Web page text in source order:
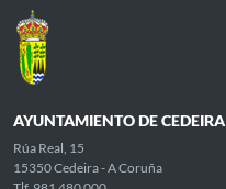
AYUNTAMIENTO DE CEDEIRA
Rúa Real, 15
15350 Cedeira - A Coruña